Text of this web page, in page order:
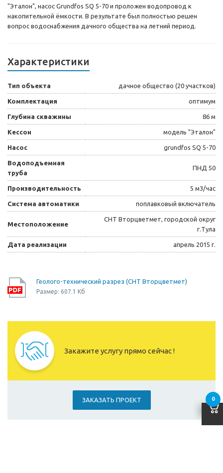
"Эталон", насос Grundfos SQ 5-70 и проложен водопровод к
накопительной ёмкости. В результате был полностью решен
вопрос водоснабжения дачного общества на летний период.
Характеристики
Тип объекта дачное общество (20 участков)
Комплектация оптимум
Глубина скважины 86 м
Кессон модель "Эталон"
Насос grundfos SQ 5-70
Водоподъемная
труба
ПНД 50
Производительность 5 м3/час
Система автоматики поплавковый включатель
Местоположение
СНТ Вторцветмет, городской округ
г.Тула
Дата реализации апрель 2015 г.
Геолого-технический разрез (СНТ Вторцветмет)
Размер: 607.1 Кб
Закажите услугу прямо сейчас !
ЗАКАЗАТЬ ПРОЕКТ 0